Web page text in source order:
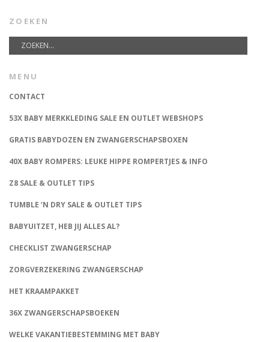
ZOEKEN
MENU
CONTACT
53X BABY MERKKLEDING SALE EN OUTLET WEBSHOPS
GRATIS BABYDOZEN EN ZWANGERSCHAPSBOXEN
40X BABY ROMPERS: LEUKE HIPPE ROMPERTJES & INFO
Z8 SALE & OUTLET TIPS
TUMBLE ‘N DRY SALE & OUTLET TIPS
BABYUITZET, HEB JIJ ALLES AL?
CHECKLIST ZWANGERSCHAP
ZORGVERZEKERING ZWANGERSCHAP
HET KRAAMPAKKET
36X ZWANGERSCHAPSBOEKEN
WELKE VAKANTIEBESTEMMING MET BABY